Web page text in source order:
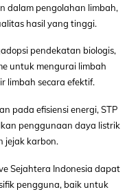
dalam pengolahan limbah,
hasil yang tinggi.
pendekatan biologis,
untuk mengurai limbah
limbah secara efektif.
pada efisiensi energi, STP
penggunaan daya listrik
jejak karbon.
Sejahtera Indonesia dapat
pengguna, baik untuk